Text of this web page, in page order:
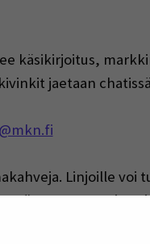
käsikirjoitus,
jaetaan
Linjoille voi